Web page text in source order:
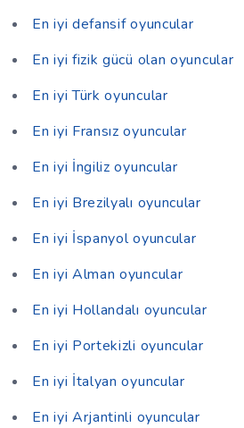
En iyi defansif oyuncular
En iyi fizik gücü olan oyuncular
En iyi Türk oyuncular
En iyi Fransız oyuncular
En iyi İngiliz oyuncular
En iyi Brezilyalı oyuncular
En iyi İspanyol oyuncular
En iyi Alman oyuncular
En iyi Hollandalı oyuncular
En iyi Portekizli oyuncular
En iyi İtalyan oyuncular
En iyi Arjantinli oyuncular